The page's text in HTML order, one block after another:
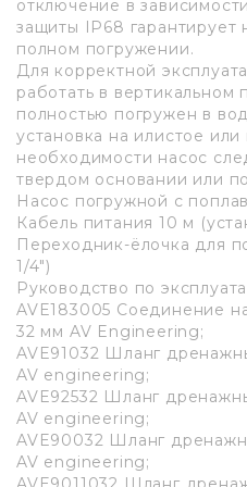
отключение в
защиты IP68
полном погружении.
Для корректной
работать в вертикальном
полностью погружен в
установка на илистое
необходимости насос
твердом основании или
Насос погружной с
Кабель питания 10 м
Переходник-ёлочка для
1/4")
Руководство по
AVE183005 Соединение
32 мм AV Engineering;
AVE91032 Шланг
AV engineering;
AVE92532 Шланг
AV engineering;
AVE90032 Шланг
AV engineering;